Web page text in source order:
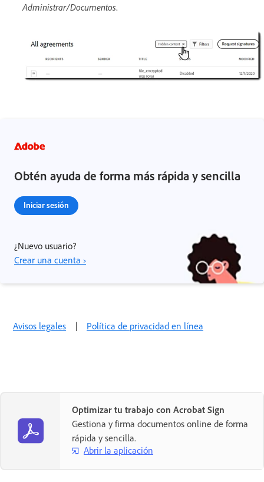
Administrar/Documentos.
Obtén ayuda de forma más rápida y sencilla
Iniciar sesión
¿Nuevo usuario?
Crear una cuenta ›
Avisos legales | Política de privacidad en línea
Optimizar tu trabajo con Acrobat Sign
Gestiona y firma documentos online de forma
rápida y sencilla.
Abrir la aplicación